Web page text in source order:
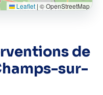
Leaflet | © OpenStreetMap
de
sur-